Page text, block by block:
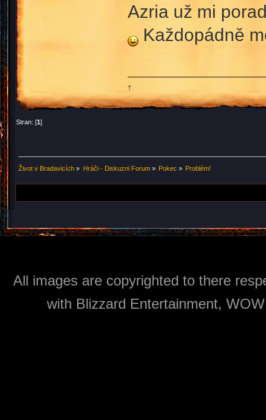
Azria už mi
Každopádně
†
Stran: [1]
Život v Bradavicích » Hráči - Diskuzni Forum» Pokec » Problém!
All images are copyrighted to there
with Blizzard Entertainment,